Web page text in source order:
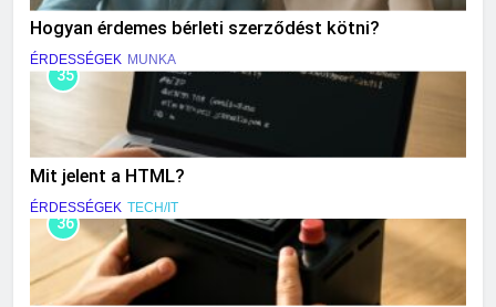
Hogyan érdemes bérleti szerződést kötni?
ÉRDESSÉGEK MUNKA
35
Mit jelent a HTML?
ÉRDESSÉGEK TECH/IT
36